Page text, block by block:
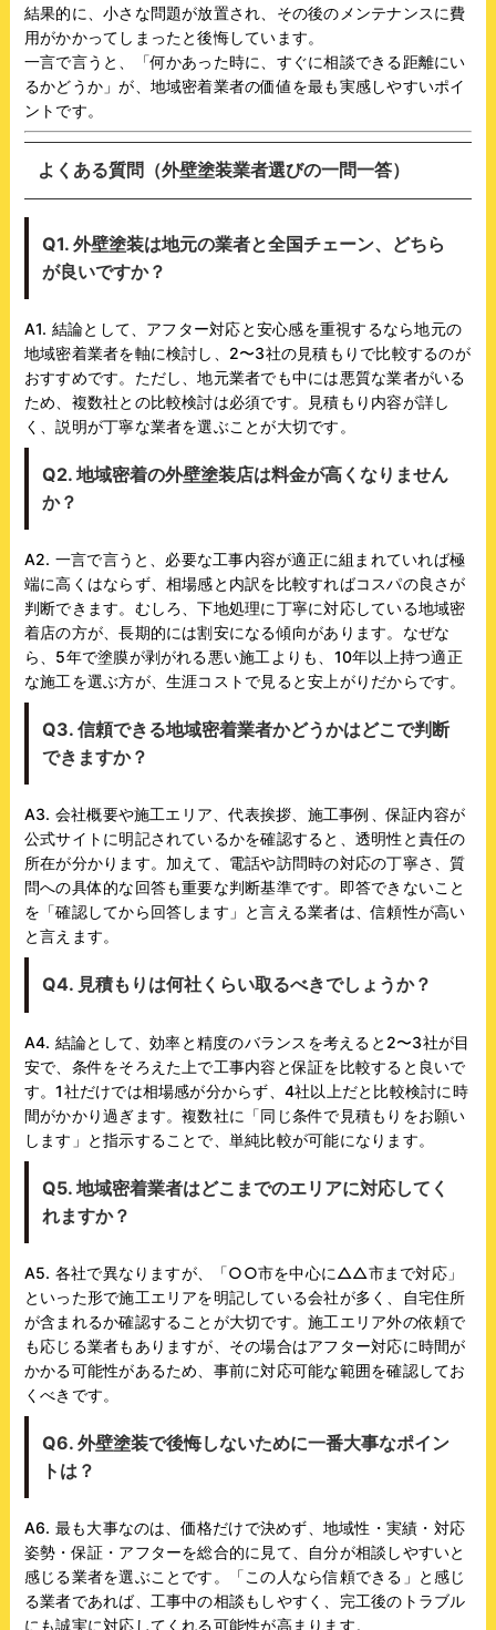
結果的に、小さな問題が放置され、その後のメンテナンスに費
用がかかってしまったと後悔しています。
一言で言うと、「何かあった時に、すぐに相談できる距離にい
るかどうか」が、地域密着業者の価値を最も実感しやすいポイ
ントです。
よくある質問（外壁塗装業者選びの一問一答）
Q1. 外壁塗装は地元の業者と全国チェーン、どちら
が良いですか？
A1. 結論として、アフター対応と安心感を重視するなら地元の
地域密着業者を軸に検討し、2〜3社の見積もりで比較するのが
おすすめです。ただし、地元業者でも中には悪質な業者がいる
ため、複数社との比較検討は必須です。見積もり内容が詳し
く、説明が丁寧な業者を選ぶことが大切です。
Q2. 地域密着の外壁塗装店は料金が高くなりません
か？
A2. 一言で言うと、必要な工事内容が適正に組まれていれば極
端に高くはならず、相場感と内訳を比較すればコスパの良さが
判断できます。むしろ、下地処理に丁寧に対応している地域密
着店の方が、長期的には割安になる傾向があります。なぜな
ら、5年で塗膜が剥がれる悪い施工よりも、10年以上持つ適正
な施工を選ぶ方が、生涯コストで見ると安上がりだからです。
Q3. 信頼できる地域密着業者かどうかはどこで判断
できますか？
A3. 会社概要や施工エリア、代表挨拶、施工事例、保証内容が
公式サイトに明記されているかを確認すると、透明性と責任の
所在が分かります。加えて、電話や訪問時の対応の丁寧さ、質
問への具体的な回答も重要な判断基準です。即答できないこと
を「確認してから回答します」と言える業者は、信頼性が高い
と言えます。
Q4. 見積もりは何社くらい取るべきでしょうか？
A4. 結論として、効率と精度のバランスを考えると2〜3社が目
安で、条件をそろえた上で工事内容と保証を比較すると良いで
す。1社だけでは相場感が分からず、4社以上だと比較検討に時
間がかかり過ぎます。複数社に「同じ条件で見積もりをお願い
します」と指示することで、単純比較が可能になります。
Q5. 地域密着業者はどこまでのエリアに対応してく
れますか？
A5. 各社で異なりますが、「○○市を中心に△△市まで対応」
といった形で施工エリアを明記している会社が多く、自宅住所
が含まれるか確認することが大切です。施工エリア外の依頼で
も応じる業者もありますが、その場合はアフター対応に時間が
かかる可能性があるため、事前に対応可能な範囲を確認してお
くべきです。
Q6. 外壁塗装で後悔しないために一番大事なポイン
トは？
A6. 最も大事なのは、価格だけで決めず、地域性・実績・対応
姿勢・保証・アフターを総合的に見て、自分が相談しやすいと
感じる業者を選ぶことです。「この人なら信頼できる」と感じ
る業者であれば、工事中の相談もしやすく、完工後のトラブル
にも誠実に対応してくれる可能性が高まります。